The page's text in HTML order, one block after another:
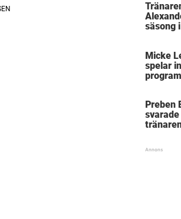
säsong
Micke
spelar
Preben